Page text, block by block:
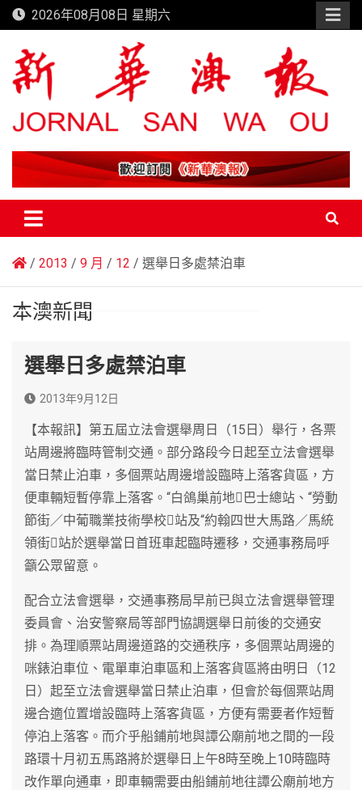
Skip
to
content
2026年08月08日 星期六
新華澳報
2013 9 月 12 選舉日多處禁泊車
本澳新聞
選舉日多處禁泊車
2013年9月12日
【本報訊】第五屆立法會選舉周日（15日）舉行，各票
站周邊將臨時管制交通。部分路段今日起至立法會選舉
當日禁止泊車，多個票站周邊增設臨時上落客貨區，方
便車輛短暫停靠上落客。“白鴿巢前地巴士總站、“勞動
節街／中葡職業技術學校站及“約翰四世大馬路／馬統
領街站於選舉當日首班車起臨時遷移，交通事務局呼
籲公眾留意。
配合立法會選舉，交通事務局早前已與立法會選舉管理
委員會、治安警察局等部門協調選舉日前後的交通安
排。為理順票站周邊道路的交通秩序，多個票站周邊的
咪錶泊車位、電單車泊車區和上落客貨區將由明日（12
日）起至立法會選舉當日禁止泊車，但會於每個票站周
邊合適位置增設臨時上落客貨區，方便有需要者作短暫
停泊上落客。而介乎船鋪前地與譚公廟前地之間的一段
路環十月初五馬路將於選舉日上午8時至晚上10時臨時
改作單向通車，即車輛需要由船鋪前地往譚公廟前地方